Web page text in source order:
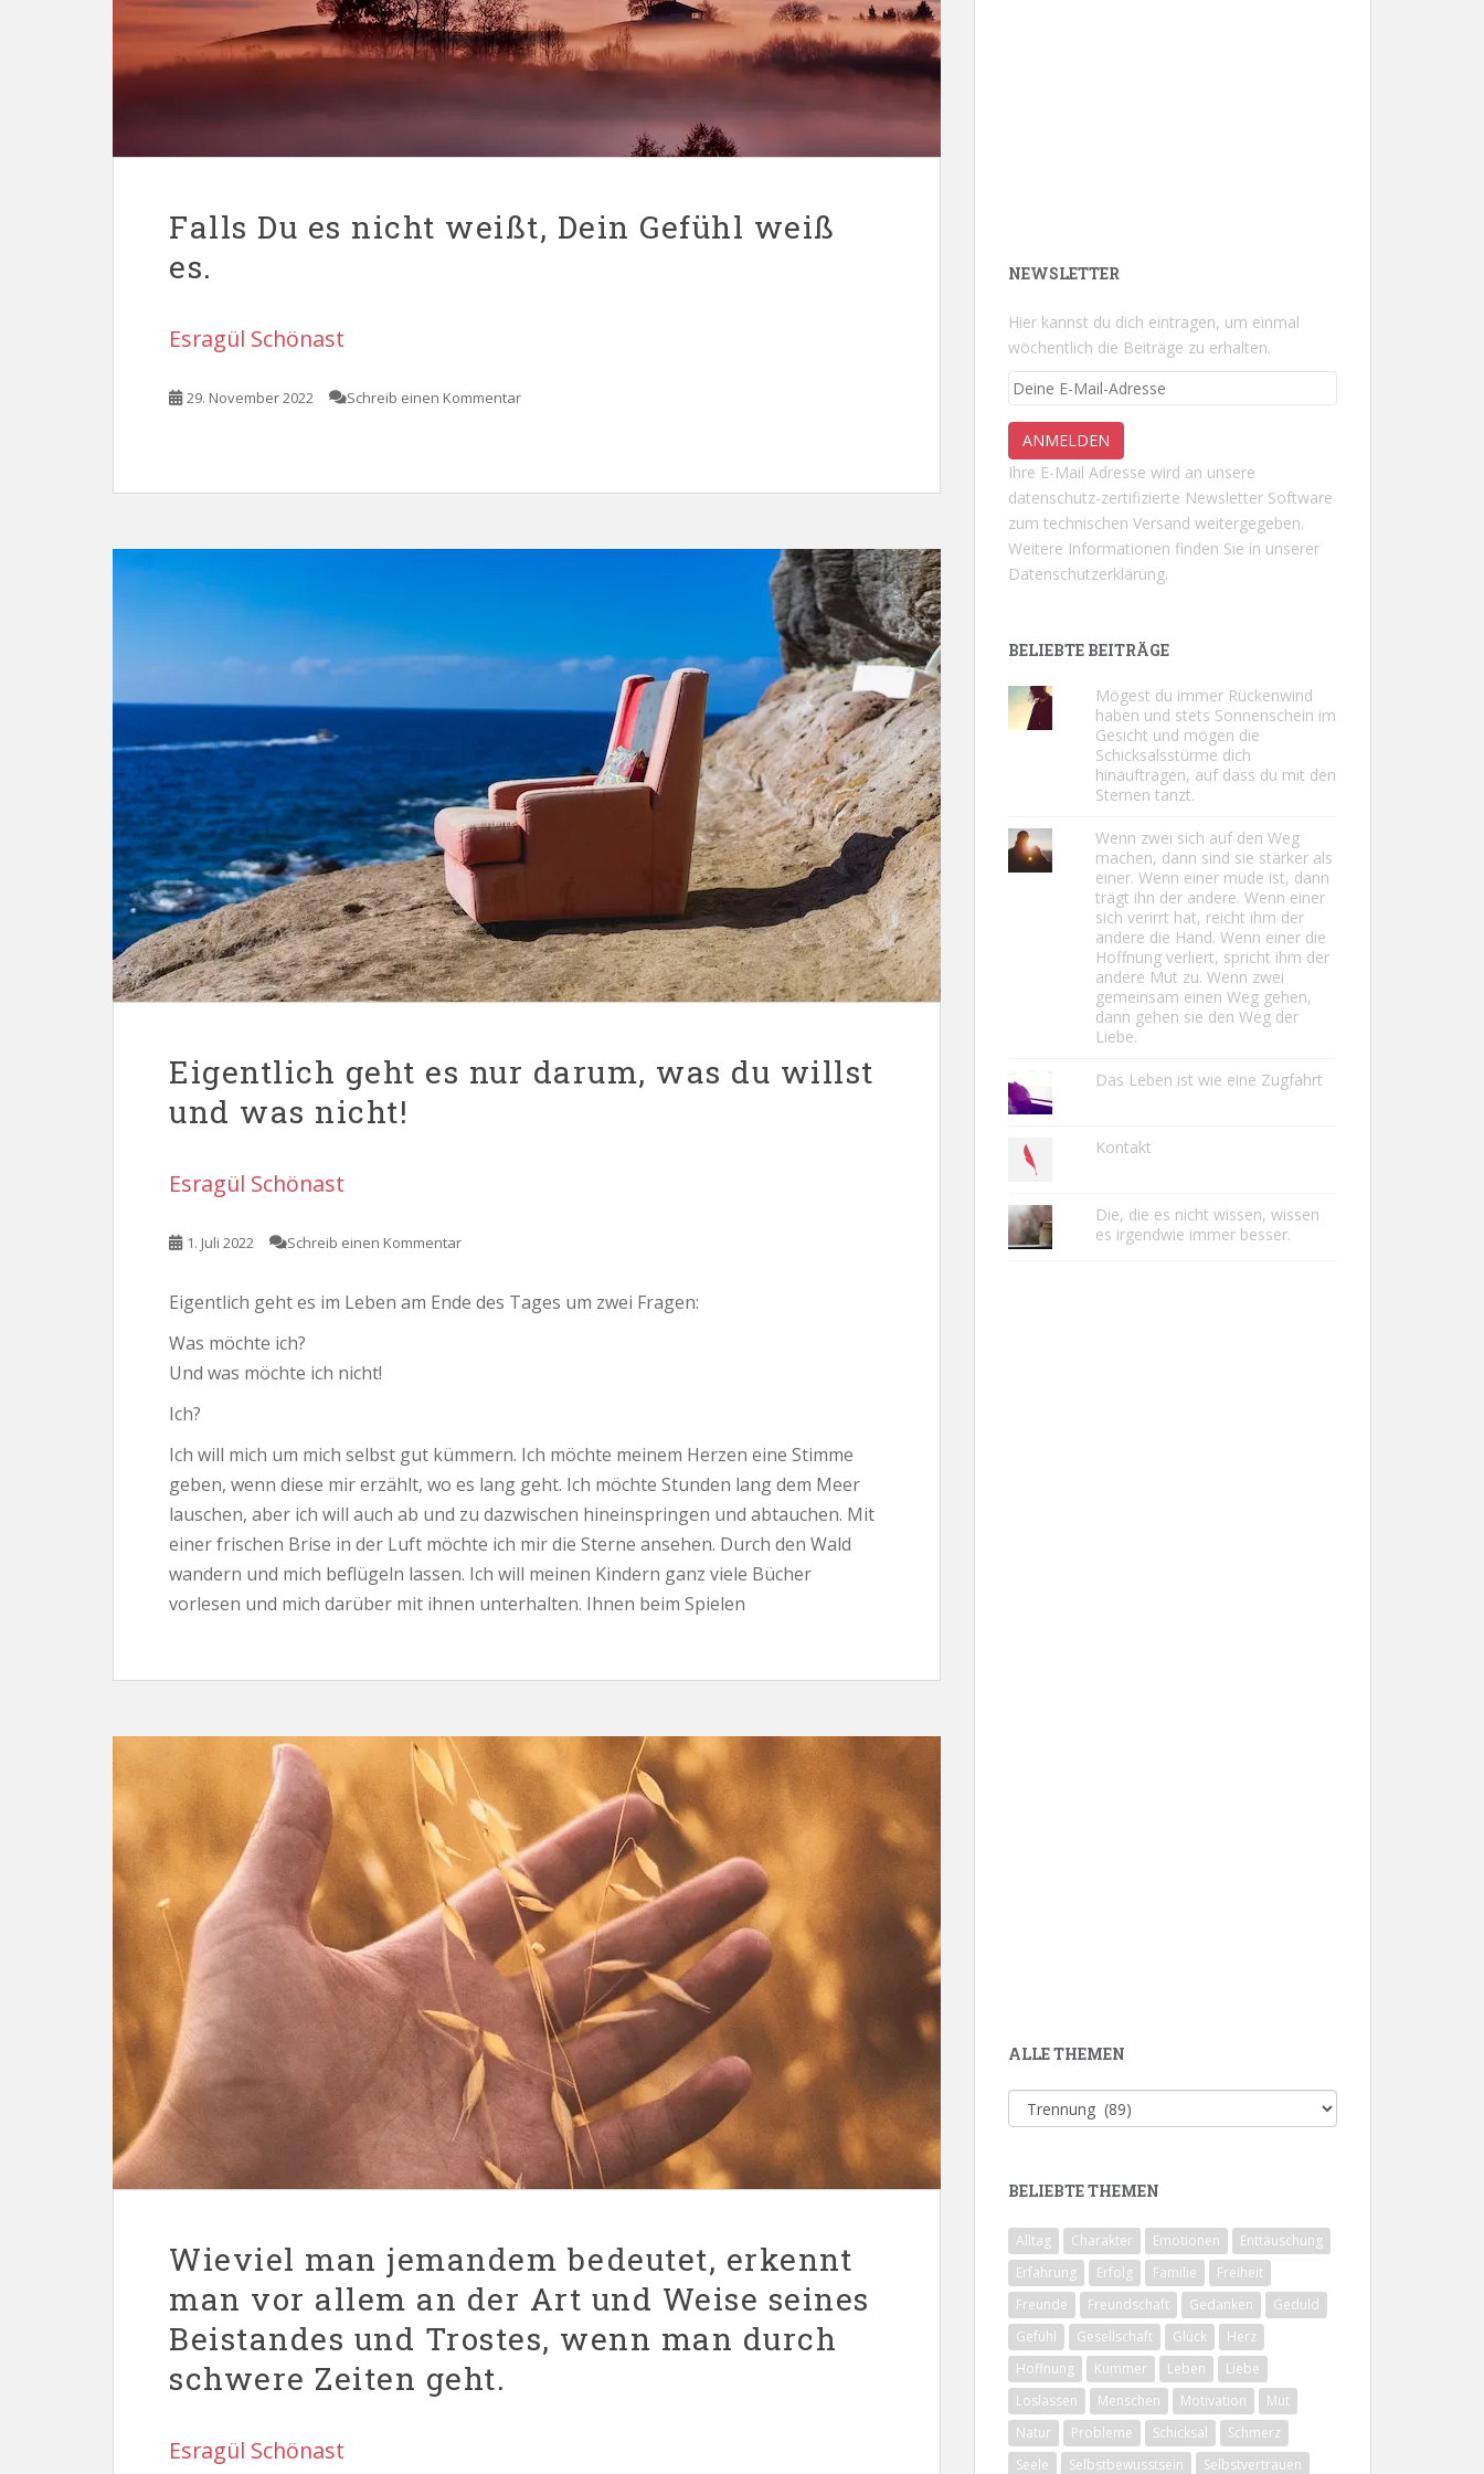
Falls Du es nicht weißt, Dein Gefühl weiß
es.
Esragül Schönast
29. November 2022 Schreib einen Kommentar
Eigentlich geht es nur darum, was du willst
und was nicht!
Esragül Schönast
1. Juli 2022 Schreib einen Kommentar
Eigentlich geht es im Leben am Ende des Tages um zwei Fragen:
Was möchte ich?
Und was möchte ich nicht!
Ich?
Ich will mich um mich selbst gut kümmern. Ich möchte meinem Herzen eine Stimme
geben, wenn diese mir erzählt, wo es lang geht. Ich möchte Stunden lang dem Meer
lauschen, aber ich will auch ab und zu dazwischen hineinspringen und abtauchen. Mit
einer frischen Brise in der Luft möchte ich mir die Sterne ansehen. Durch den Wald
wandern und mich beflügeln lassen. Ich will meinen Kindern ganz viele Bücher
vorlesen und mich darüber mit ihnen unterhalten. Ihnen beim Spielen
Wieviel man jemandem bedeutet, erkennt
man vor allem an der Art und Weise seines
Beistandes und Trostes, wenn man durch
schwere Zeiten geht.
Esragül Schönast
NEWSLETTER
Hier kannst du dich eintragen, um einmal
wöchentlich die Beiträge zu erhalten.
Ihre E-Mail Adresse wird an unsere
datenschutz-zertifizierte Newsletter Software
zum technischen Versand weitergegeben.
Weitere Informationen finden Sie in unserer
Datenschutzerklärung.
BELIEBTE BEITRÄGE
Mögest du immer Rückenwind
haben und stets Sonnenschein im
Gesicht und mögen die
Schicksalsstürme dich
hinauftragen, auf dass du mit den
Sternen tanzt.
Wenn zwei sich auf den Weg
machen, dann sind sie stärker als
einer. Wenn einer müde ist, dann
trägt ihn der andere. Wenn einer
sich verirrt hat, reicht ihm der
andere die Hand. Wenn einer die
Hoffnung verliert, spricht ihm der
andere Mut zu. Wenn zwei
gemeinsam einen Weg gehen,
dann gehen sie den Weg der
Liebe.
Das Leben ist wie eine Zugfahrt
Kontakt
Die, die es nicht wissen, wissen
es irgendwie immer besser.
ALLE THEMEN
Alle
Themen
BELIEBTE THEMEN
Alltag Charakter Emotionen
Enttäuschung
Erfahrung
Erfolg Familie
Freiheit
Freunde
Freundschaft Gedanken
Geduld
Gefühl
Gesellschaft Glück
Herz
Hoffnung
Kummer Leben
Liebe
Loslassen
Menschen Motivation
Mut
Natur
Probleme Schicksal
Schmerz
Seele
Selbstbewusstsein Selbstvertrauen